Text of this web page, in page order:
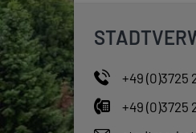
+49 (0)3725
+49 (0)3725